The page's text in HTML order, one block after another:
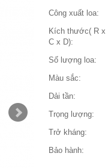
Công xuất loa:
Kích thước( R x
C x D):
Số lượng loa:
Màu sắc:
Dải tần:
Trọng lượng:
Trở kháng:
Bảo hành: